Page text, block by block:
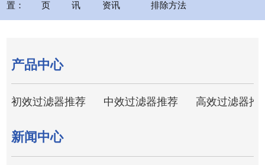
置：
页
讯
资讯
排除方法
产品中心
初效过滤器推荐 中效过滤器推荐 高效过滤器推
新闻中心